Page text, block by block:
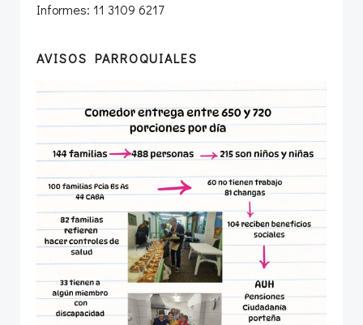
Informes: 11 3109 6217
AVISOS PARROQUIALES